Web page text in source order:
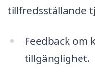
tillfredsställande
Feedback om
tillgänglighet.